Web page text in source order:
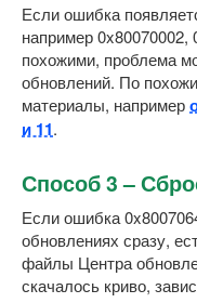
Если ошибка
например 0x80070002,
похожими, проблема
обновлений. По
материалы, например
и 11.
Способ 3 –
Если ошибка
обновлениях сразу,
файлы Центра
скачалось криво,